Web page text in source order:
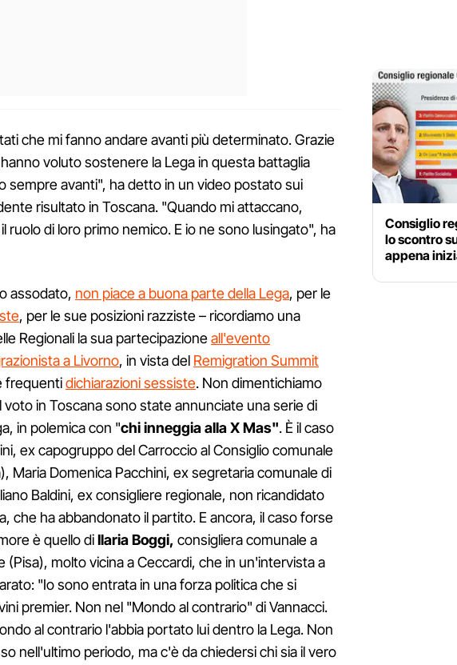
che mi fanno andare avanti più determinato. Grazie
voluto sostenere la Lega in questa battaglia
sempre avanti", ha detto in un video postato sui
risultato in Toscana. "Quando mi attaccano,
ruolo di loro primo nemico. E io ne sono lusingato", ha
assodato, non piace a buona parte della Lega, per le
, per le sue posizioni razziste – ricordiamo una
Regionali la sua partecipazioneall'evento
a Livorno, in vista del Remigration Summit
frequentidichiarazioni sessiste. Non dimentichiamo
in Toscana sono state annunciate una serie di
in polemica con "chi inneggia alla X Mas". È il caso
ex capogruppo del Carroccio al Consiglio comunale
Maria Domenica Pacchini, ex segretaria comunale di
Baldini, ex consigliere regionale, non ricandidato
che ha abbandonato il partito. E ancora, il caso forse
è quello diIlaria Boggi, consigliera comunale a
(Pisa), molto vicina a Ceccardi, che in un'intervista a
"Io sono entrata in una forza politica che si
premier. Non nel "Mondo al contrario" di Vannacci.
al contrario l'abbia portato lui dentro la Lega. Non
nell'ultimo periodo, ma c'è da chiedersi chi sia il vero
Consiglio
lo scontro
appena